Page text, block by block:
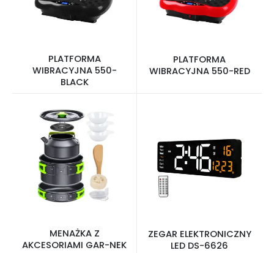
PLATFORMA
WIBRACYJNA 550-
BLACK
PLATFORMA
WIBRACYJNA 550-RED
MENAŻKA Z
AKCESORIAMI GAR-NEK
ZEGAR ELEKTRONICZNY
LED DS-6626